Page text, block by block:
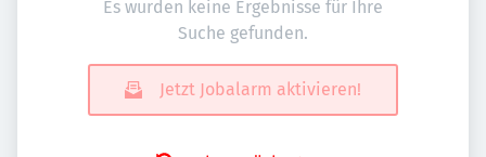
Es wurden keine Ergebnisse für Ihre
Suche gefunden.
Jetzt Jobalarm aktivieren!